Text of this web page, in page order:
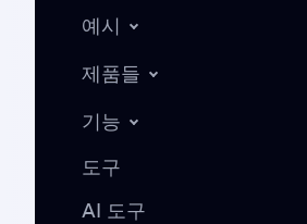
예시
제품들
기능
도구
AI 도구